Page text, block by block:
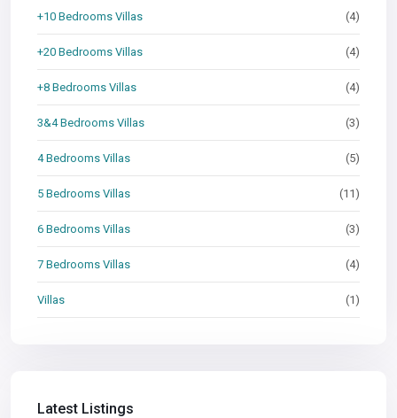
+10 Bedrooms Villas (4)
+20 Bedrooms Villas (4)
+8 Bedrooms Villas (4)
3&4 Bedrooms Villas (3)
4 Bedrooms Villas (5)
5 Bedrooms Villas (11)
6 Bedrooms Villas (3)
7 Bedrooms Villas (4)
Villas (1)
Latest Listings